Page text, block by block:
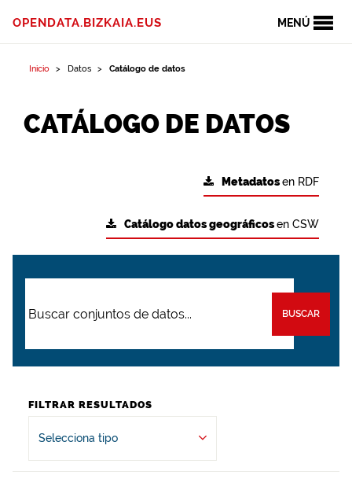
MENÚ
OPENDATA.BIZKAIA.EUS
Inicio Datos Catálogo de datos
CATÁLOGO DE DATOS
Metadatosen RDF
Catálogo datos geográficosen CSW
BUSCAR
FILTRAR RESULTADOS
Selecciona tipo